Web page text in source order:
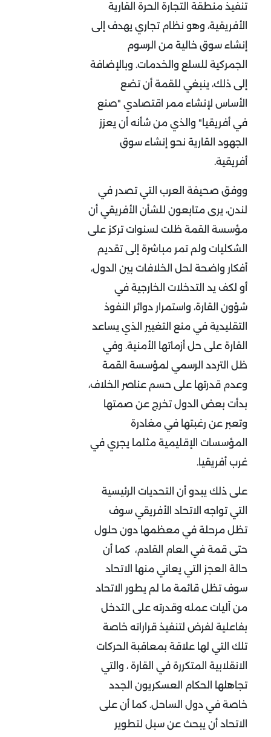
تنفيذ منطقة التجارة الحرة القارية
الأفريقية، وهو نظام تجاري يهدف إلى
إنشاء سوق خالية من الرسوم
الجمركية للسلع والخدمات. وبالإضافة
إلى ذلك، ينبغي للقمة أن تضع
الأساس لإنشاء ممر اقتصادي "صنع
في أفريقيا" والذي من شأنه أن يعزز
الجهود القارية نحو إنشاء سوق
أفريقية.
ووفق صحيفة العرب التي تصدر في
لندن، يرى متابعون للشأن الأفريقي أن
مؤسسة القمة ظلت لسنوات تركز على
الشكليات ولم تمر مباشرة إلى تقديم
أفكار واضحة لحل الخلافات بين الدول،
أو لكف يد التدخلات الخارجية في
شؤون القارة، واستمرار دوائر النفوذ
التقليدية في منع التغيير الذي يساعد
القارة على حل أزماتها الأمنية. وفي
ظل التردد الرسمي لمؤسسة القمة
وعدم قدرتها على حسم عناصر الخلاف،
بدأت بعض الدول تخرج عن صمتها
وتعبر عن رغبتها في مغادرة
المؤسسات الإقليمية مثلما يجري في
غرب أفريقيا.
على ذلك يبدو أن التحديات الرئيسية
التي تواجه الاتحاد الأفريقي سوف
تظل مرحلة في معظمها دون حلول
حتى قمة في العام القادم، كما أن
حالة العجز التي يعاني منها الاتحاد
سوف تظل قائمة ما لم يطور الاتحاد
من اَليات عمله وقدرته على التدخل
بفاعلية لفرض لتنفيذ قراراته خاصة
تلك التي لها علاقة بمعاقبة الحركات
الانقلابية المتكررة في القارة ، والتي
تجاهلها الحكام العسكريون الجدد
خاصة في دول الساحل. كما أن على
الاتحاد أن يبحث عن سبل لتطوير